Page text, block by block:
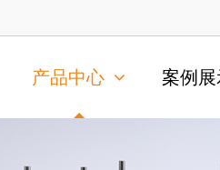
产品中心 案例展